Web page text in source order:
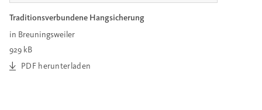
Traditionsverbundene Hangsicherung
in Breuningsweiler
929 kB
PDF herunterladen